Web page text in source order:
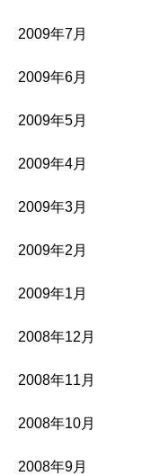
2009年7月
2009年6月
2009年5月
2009年4月
2009年3月
2009年2月
2009年1月
2008年12月
2008年11月
2008年10月
2008年9月